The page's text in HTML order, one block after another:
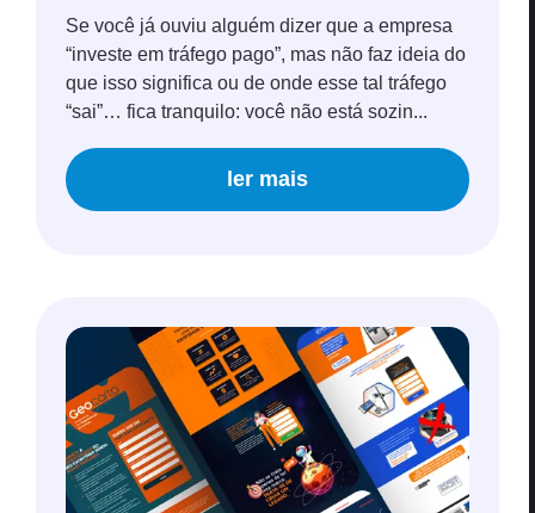
Se você já ouviu alguém dizer que a empresa
“investe em tráfego pago”, mas não faz ideia do
que isso significa ou de onde esse tal tráfego
“sai”… fica tranquilo: você não está sozin...
ler mais